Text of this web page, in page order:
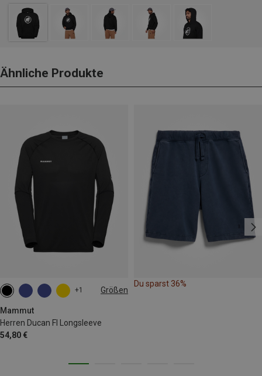
Ähnliche Produkte
+1 Größen
Mammut
Herren Ducan Fl Longsleeve
54,80 €
S L XL XXL
Du sparst 36%